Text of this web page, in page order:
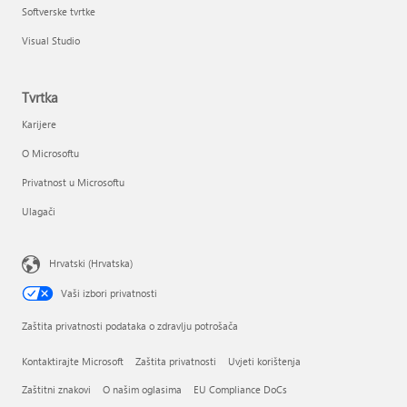
Softverske tvrtke
Visual Studio
Tvrtka
Karijere
O Microsoftu
Privatnost u Microsoftu
Ulagači
Hrvatski (Hrvatska)
Vaši izbori privatnosti
Zaštita privatnosti podataka o zdravlju potrošača
Kontaktirajte Microsoft Zaštita privatnosti Uvjeti korištenja
Zaštitni znakovi O našim oglasima EU Compliance DoCs